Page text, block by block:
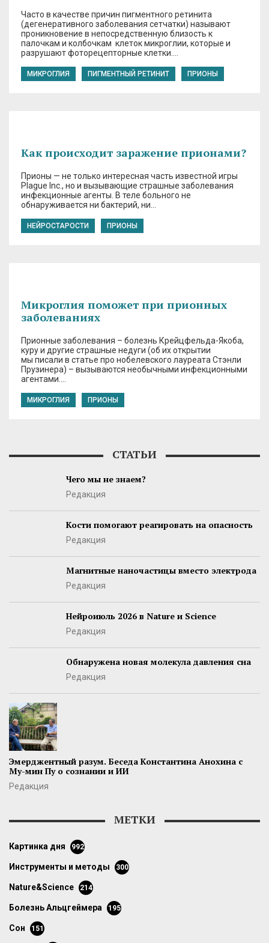
Часто в качестве причин пигментного ретинита
(дегенеративного заболевания сетчатки) называют
проникновение в непосредственную близость к
палочкам и колбочкам клеток микроглии, которые и
разрушают фоторецепторные клетки….
МИКРОГЛИЯ ПИГМЕНТНЫЙ РЕТИНИТ ПРИОНЫ
Как происходит заражение прионами?
Прионы — не только интересная часть известной игры
Plague Inc., но и вызывающие страшные заболевания
инфекционные агенты. В теле больного не
обнаруживается ни бактерий, ни…
НЕЙРОСТАРОСТИ ПРИОНЫ
Микроглия поможет при прионных
заболеваниях
Прионные заболевания – болезнь Крейцфельда-Якоба,
куру и другие страшные недуги (об их открытии
мы писали в статье про нобелевского лауреата Стэнли
Прузинера) – вызываются необычными инфекционными
агентами….
МИКРОГЛИЯ ПРИОНЫ
СТАТЬИ
Чего мы не знаем?
Редакция
Кости помогают реагировать на опасность
Редакция
Магнитные наночастицы вместо электрода
Редакция
Нейроиюль 2026 в Nature и Science
Редакция
Обнаружена новая молекула давления сна
Редакция
Эмерджентный разум. Беседа Константина Анохина с
Му-мин Пу о сознании и ИИ
Редакция
МЕТКИ
картинка дня 992
инструменты и методы 300
Nature&Science 214
болезнь Альцгеймера 195
сон 151